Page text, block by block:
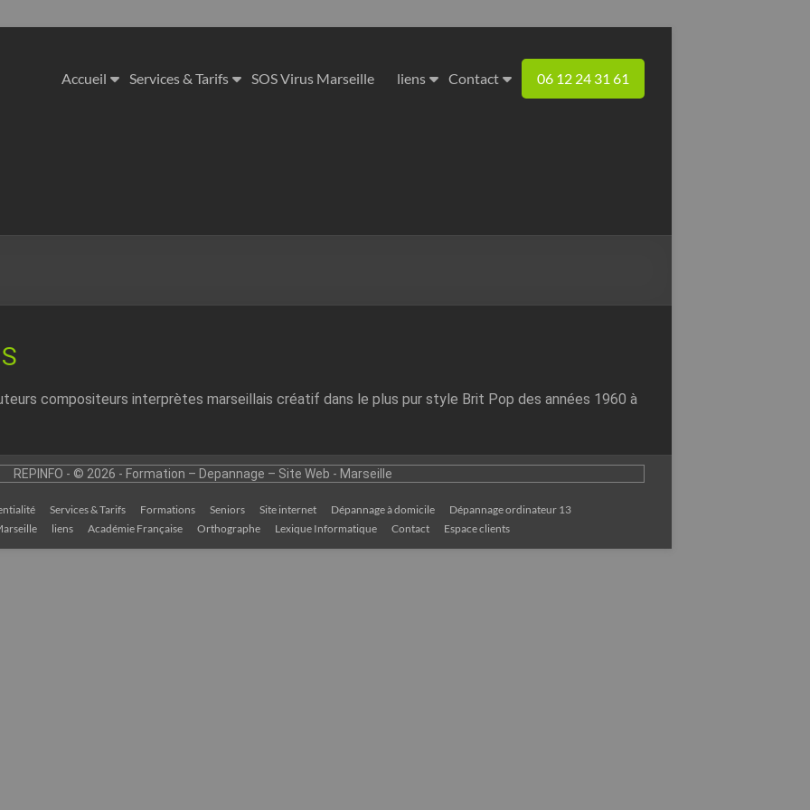
Accueil Services & Tarifs SOS Virus Marseille liens Contact 06 12 24 31 61
compositeurs interprètes marseillais créatif dans le plus pur style Brit Pop des années 1960 à
REPINFO - © 2026 - Formation – Depannage – Site Web - Marseille
Services & Tarifs Formations Seniors Site internet Dépannage à domicile
Dépannage ordinateur 13
liens Académie Française Orthographe Lexique Informatique Contact Espace clients